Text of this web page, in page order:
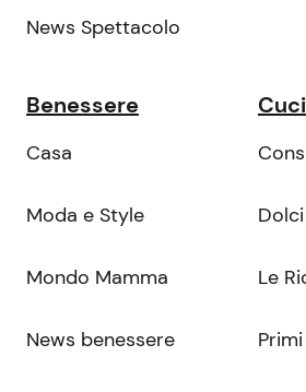
News Spettacolo
Benessere
Casa
Moda e Style
Mondo Mamma
News benessere
Dolci
Le